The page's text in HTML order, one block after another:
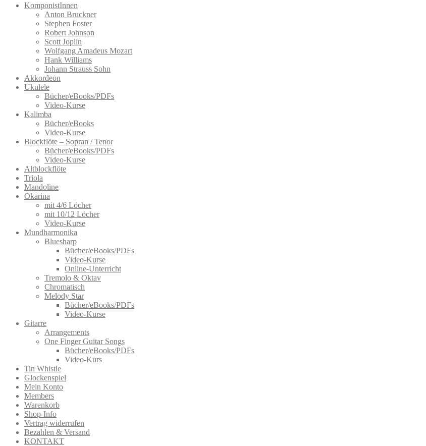
Produktseite
gewählt
werden
KomponistInnen
Anton Bruckner
Stephen Foster
Robert Johnson
Scott Joplin
Wolfgang Amadeus Mozart
Hank Williams
Johann Strauss Sohn
Akkordeon
Ukulele
Bücher/eBooks/PDFs
Video-Kurse
Kalimba
Bücher/eBooks
Video-Kurse
Blockflöte – Sopran / Tenor
Bücher/eBooks/PDFs
Video-Kurse
Altblockflöte
Triola
Mandoline
Okarina
mit 4/6 Löcher
mit 10/12 Löcher
Video-Kurse
Mundharmonika
Bluesharp
Bücher/eBooks/PDFs
Video-Kurse
Online-Unterricht
Tremolo & Oktav
Chromatisch
Melody Star
Bücher/eBooks/PDFs
Video-Kurse
Gitarre
Arrangements
One Finger Guitar Songs
Bücher/eBooks/PDFs
Video-Kurs
Tin Whistle
Glockenspiel
Mein Konto
Members
Warenkorb
Shop-Info
Vertrag widerrufen
Bezahlen & Versand
KONTAKT